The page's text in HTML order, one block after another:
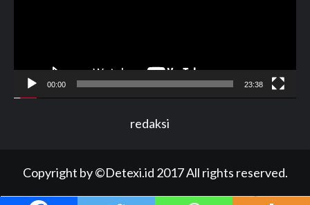
00:00 23:38
redaksi
Copyright by ©Detexi.id 2017 All rights reserved.